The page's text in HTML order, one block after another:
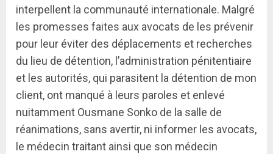
interpellent la communauté internationale. Malgré
les promesses faites aux avocats de les prévenir
pour leur éviter des déplacements et recherches
du lieu de détention, l’administration pénitentiaire
et les autorités, qui parasitent la détention de mon
client, ont manqué à leurs paroles et enlevé
nuitamment Ousmane Sonko de la salle de
réanimations, sans avertir, ni informer les avocats,
le médecin traitant ainsi que son médecin